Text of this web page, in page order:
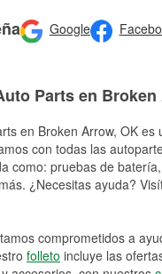
Google
Parts en
en Broken Arrow, OK es
con todas las
como: pruebas de
¿Necesitas ayuda?
comprometidos a
folleto incluye las